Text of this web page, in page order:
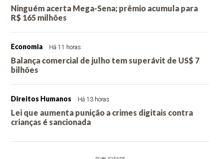
Ninguém acerta Mega-Sena; prêmio acumula para
R$ 165 milhões
Economia Há 11 horas
Balança comercial de julho tem superávit de US$ 7
bilhões
Direitos Humanos Há 13 horas
Lei que aumenta punição a crimes digitais contra
crianças é sancionada